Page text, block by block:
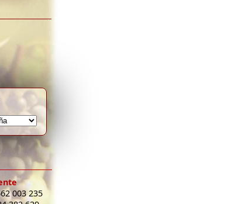
003 235